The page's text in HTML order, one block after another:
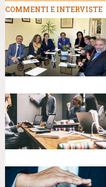
COMMENTI E INTERVISTE